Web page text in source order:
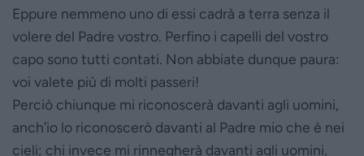
Eppure nemmeno uno di essi cadrà a terra senza il
volere del Padre vostro. Perfino i capelli del vostro
capo sono tutti contati. Non abbiate dunque paura:
voi valete più di molti passeri!
Perciò chiunque mi riconoscerà davanti agli uomini,
anch’io lo riconoscerò davanti al Padre mio che è nei
cieli; chi invece mi rinnegherà davanti agli uomini,